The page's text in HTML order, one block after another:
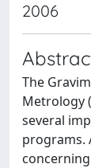
2006
The
Metrology
several
programs.